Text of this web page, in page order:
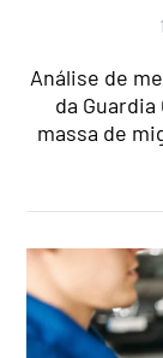
Análise de
da
massa de